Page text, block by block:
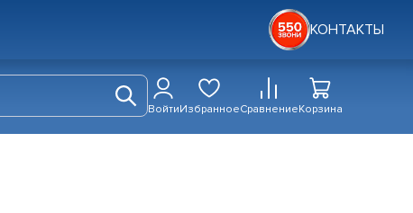
КОНТАКТЫ
ВойтиИзбранноеСравнениеКорзина